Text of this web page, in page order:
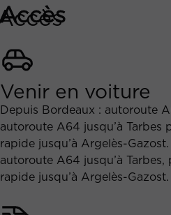
Accès
Venir en voiture
Depuis Bordeaux : autoroute
autoroute A64 jusqu’à Tarbes
rapide jusqu’à Argelès-
autoroute A64 jusqu’à
rapide jusqu’à Argelès-Gazost.